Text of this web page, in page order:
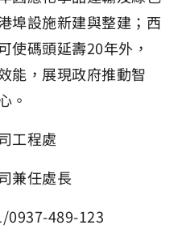
埠設施新建與整建；西
使碼頭延壽20年外，
能，展現政府推動智
。
工程處
兼任處長
0937-489-123